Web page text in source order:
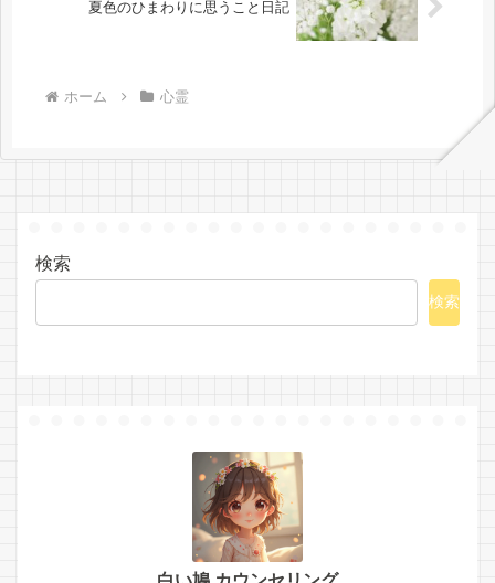
夏色のひまわりに思うこと日記
ホーム 心霊
検索
検索